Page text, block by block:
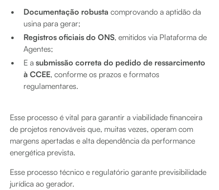
Documentação robusta comprovando a aptidão da
usina para gerar;
Registros oficiais do ONS, emitidos via Plataforma de
Agentes;
E a submissão correta do pedido de ressarcimento
à CCEE, conforme os prazos e formatos
regulamentares.
Esse processo é vital para garantir a viabilidade financeira
de projetos renováveis que, muitas vezes, operam com
margens apertadas e alta dependência da performance
energética prevista.
Esse processo técnico e regulatório garante previsibilidade
jurídica ao gerador.